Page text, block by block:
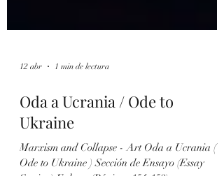
12 abr 1 min de lectura
Oda a Ucrania / Ode to
Ukraine